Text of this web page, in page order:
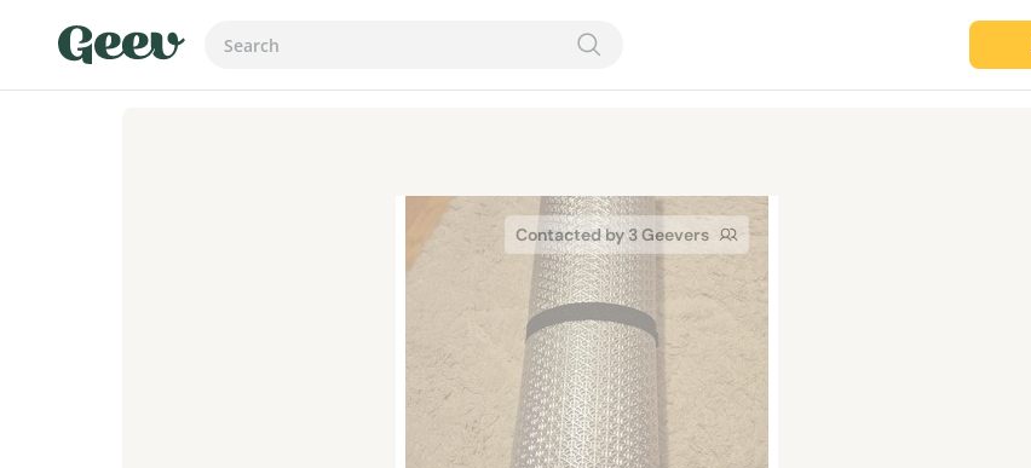
Contacted by 3 Geevers